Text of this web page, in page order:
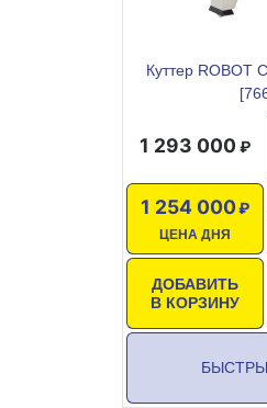
Куттер ROBOT
1 293 000
ЦЕНА ДНЯ
1 254 000
ДОБАВИТЬ
В КОРЗИНУ